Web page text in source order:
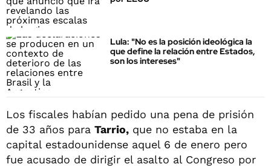
Lula: "No es la posición ideológica la
que define la relación entre Estados,
son los intereses"
Los fiscales habían pedido una pena de prisión
de 33 años para Tarrio, que no estaba en la
capital estadounidense aquel 6 de enero pero
fue acusado de dirigir el asalto al Congreso por